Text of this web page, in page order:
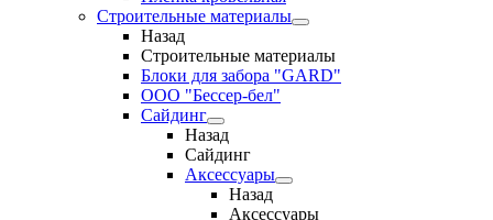
Строительные материалы
Назад
Строительные материалы
Блоки для забора "GARD"
ООО "Бессер-бел"
Сайдинг
Назад
Сайдинг
Аксессуары
Назад
Аксессуары